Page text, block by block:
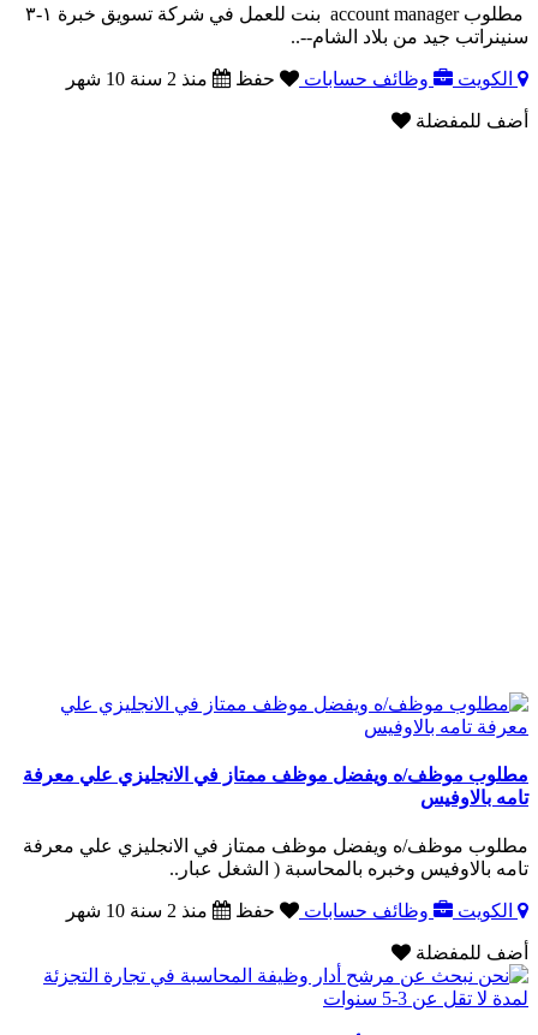
مطلوب account manager بنت للعمل في شركة تسويق خبرة ١-٣
سنينراتب جيد من بلاد الشام--..
الكويت وظائف حسابات حفظ منذ 2 سنة 10 شهر
أضف للمفضلة
مطلوب موظف/ه ويفضل موظف ممتاز في الانجليزي علي معرفة
تامه بالاوفيس
مطلوب موظف/ه ويفضل موظف ممتاز في الانجليزي علي معرفة
تامه بالاوفيس وخبره بالمحاسبة ( الشغل عبار..
الكويت وظائف حسابات حفظ منذ 2 سنة 10 شهر
أضف للمفضلة